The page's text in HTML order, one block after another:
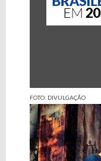
FOTO: DIVULGAÇÃO